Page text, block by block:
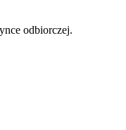
odbiorczej.